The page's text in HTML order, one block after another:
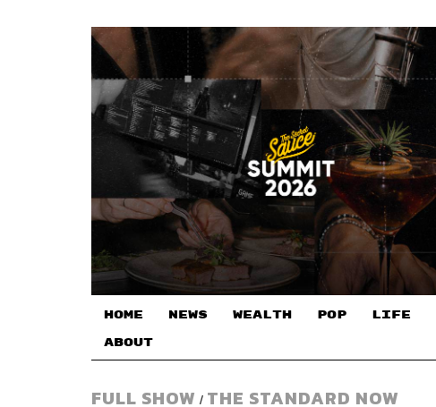
HOME NEWS WEALTH POP LIFE
ABOUT
FULL SHOW / THE STANDARD NOW